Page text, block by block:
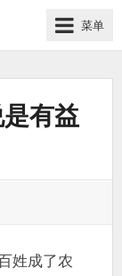
菜单
有益
姓成了农